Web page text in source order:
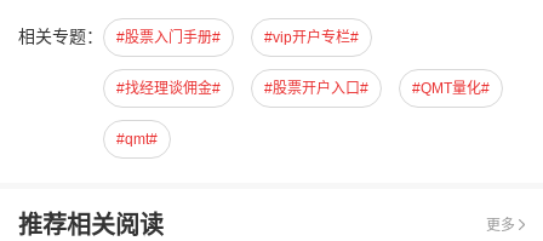
相关专题： #股票入门手册# #vip开户专栏#
#找经理谈佣金# #股票开户入口# #QMT量化#
#qmt#
推荐相关阅读 更多